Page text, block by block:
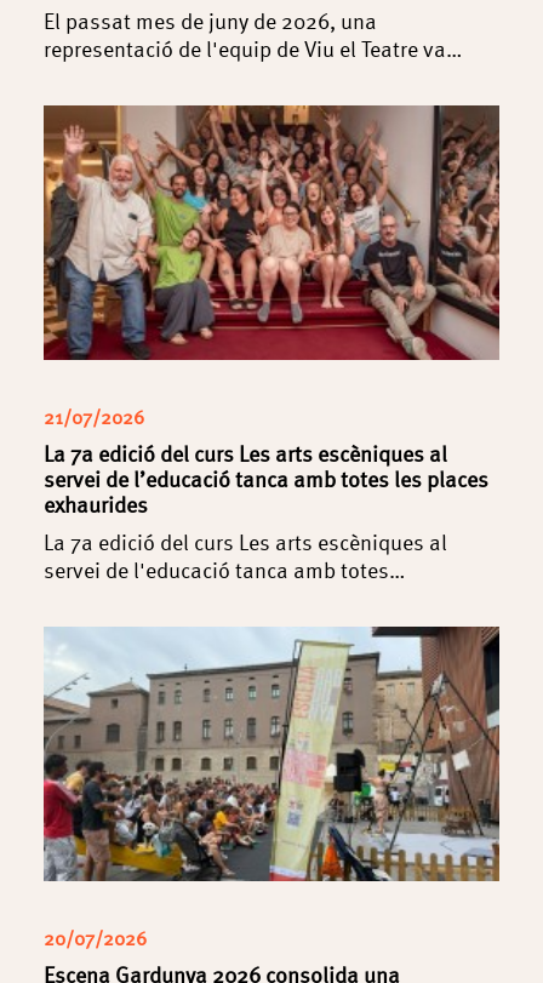
El passat mes de juny de 2026, una
representació de l'equip de Viu el Teatre va…
21/07/2026
La 7a edició del curs Les arts escèniques al
servei de l’educació tanca amb totes les places
exhaurides
La 7a edició del curs Les arts escèniques al
servei de l'educació tanca amb totes…
20/07/2026
Escena Gardunya 2026 consolida una